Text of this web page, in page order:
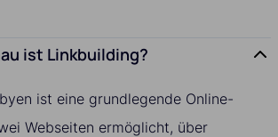
ist Linkbuilding?
ist eine grundlegende Online-
Webseiten ermöglicht, über